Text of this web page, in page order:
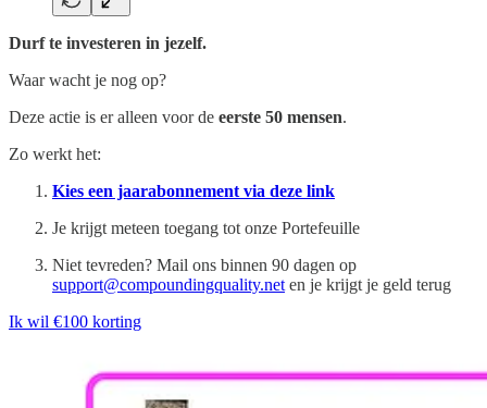
Durf te investeren in jezelf.
Waar wacht je nog op?
Deze actie is er alleen voor de eerste 50 mensen.
Zo werkt het:
Kies een jaarabonnement via deze link
Je krijgt meteen toegang tot onze Portefeuille
Niet tevreden? Mail ons binnen 90 dagen op
support@compoundingquality.net en je krijgt je geld terug
Ik wil €100 korting